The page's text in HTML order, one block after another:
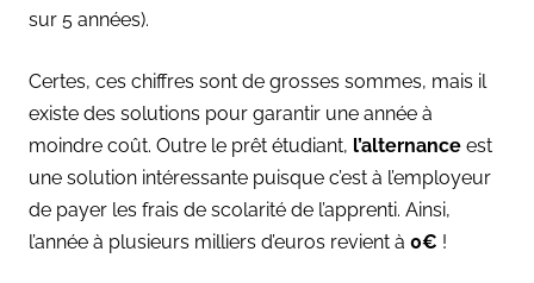
sur 5 années).
Certes, ces chiffres sont de grosses sommes, mais il
existe des solutions pour garantir une année à
moindre coût. Outre le prêt étudiant, l’alternance est
une solution intéressante puisque c’est à l’employeur
de payer les frais de scolarité de l’apprenti. Ainsi,
l’année à plusieurs milliers d’euros revient à 0€ !